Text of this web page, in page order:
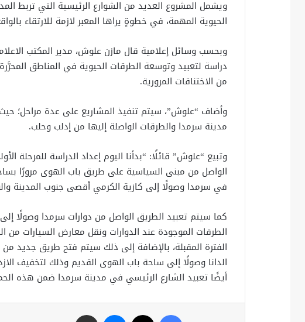
ويشمل المشروع العديد من الشوارع الرئيسية التي تربط
الحيوية المهمة، في خطوةٍ يراها المعبر لازمة للارتقاء
وبحسب وسائل إعلامية قال مازن علوش، مدير المكتب
دراسة لتعبيد وتوسعة الطرقات الحيوية في المناطق
من الاختناقات المرورية.
وأضاف “علوش”، سيتم تنفيذ المشاريع على عدة مراحل؛
مدينة سرمدا والطرقات الواصلة إليها من إدلب وحلب.
وتبيع “علوش” قائلًا: “بدأنا اليوم إعداد الدراسة للمرحلة
الواصل من مبنى السياسية على طريق باب الهوى مرورًا
في سرمدا وصولًا إلى كازية الكرمي أقصى جنوب المدينة
كما سيتم تعبيد الطريق الواصل من دوارات سرمدا وصولًا
الطرقات الموجودة عند الدوارات ونقل معارض السيارات
الفترة المقبلة، بالإضافة إلى ذلك سيتم فتح طريق جديد
الدانا وصولًا إلى ساحة باب الهوى القديم وذلك لتخفيف
أيضًا تعبيد الشارع الرئيسي في مدينة سرمدا ضمن هذه
فيسبوك ماسنجر